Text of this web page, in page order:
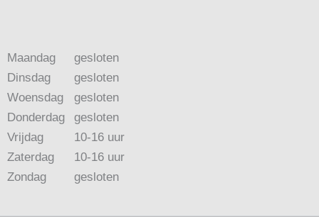
Maandag
Dinsdag
Woensdag
Donderdag
Vrijdag
Zaterdag
Zondag
gesloten
gesloten
gesloten
gesloten
10-16 uur
10-16 uur
gesloten